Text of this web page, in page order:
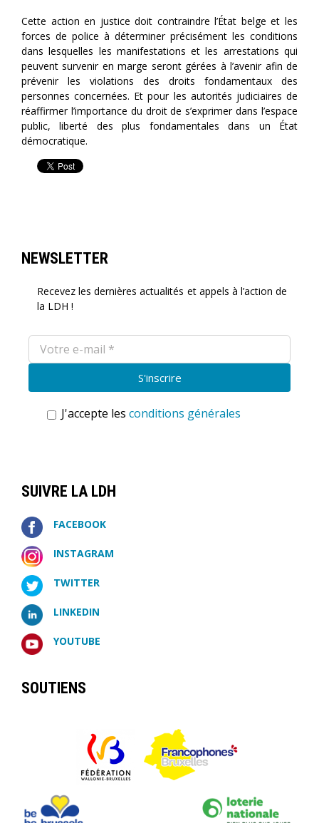
Cette action en justice doit contraindre l’État belge et les
forces de police à déterminer précisément les conditions
dans lesquelles les manifestations et les arrestations qui
peuvent survenir en marge seront gérées à l’avenir afin de
prévenir les violations des droits fondamentaux des
personnes concernées. Et pour les autorités judiciaires de
réaffirmer l’importance du droit de s’exprimer dans l’espace
public, liberté des plus fondamentales dans un État
démocratique.
NEWSLETTER
Recevez les dernières actualités et appels à l’action de
la LDH !
J'accepte les conditions générales
SUIVRE LA LDH
FACEBOOK
INSTAGRAM
TWITTER
LINKEDIN
YOUTUBE
SOUTIENS